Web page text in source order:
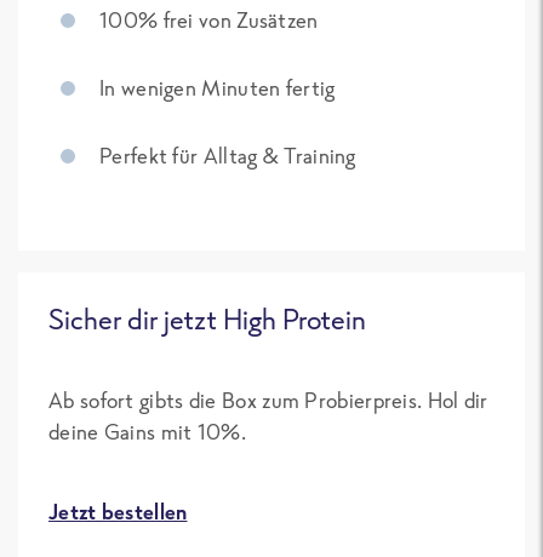
100% frei von Zusätzen
In wenigen Minuten fertig
Perfekt für Alltag & Training
Sicher dir jetzt High Protein
Ab sofort gibts die Box zum Probierpreis. Hol dir
deine Gains mit 10%.
Jetzt bestellen